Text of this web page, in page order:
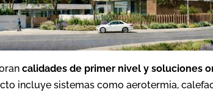
calidades de primer nivel y soluciones
incluye sistemas como aerotermia,